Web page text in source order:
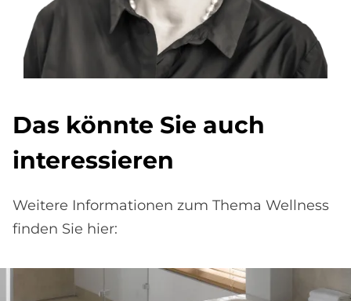
Das könnte Sie auch
interessieren
Weitere Informationen zum Thema Wellness
finden Sie hier: